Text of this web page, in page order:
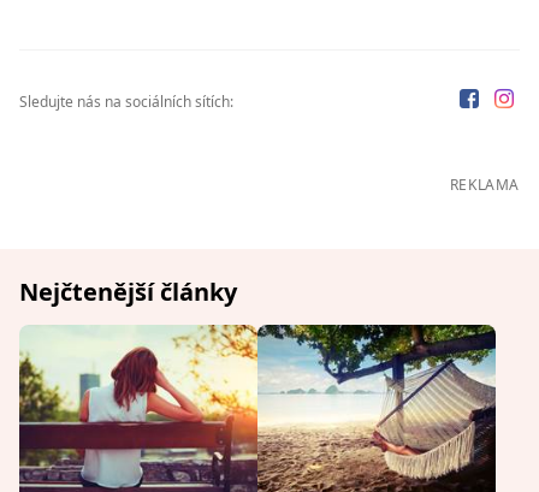
Sledujte nás na sociálních sítích:
REKLAMA
Nejčtenější články